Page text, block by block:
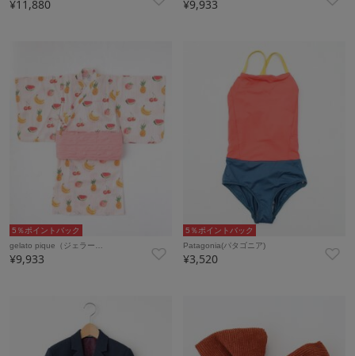
¥11,880 ¥9,933
5％ポイントバック
gelato pique（ジェラー…
¥9,933
5％ポイントバック
Patagonia(パタゴニア)
¥3,520